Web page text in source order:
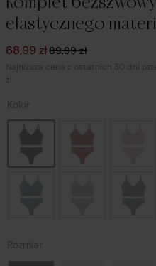
elastycznego
89,99zł
Pierwotna cena wynosiła:
68,99 zł
Aktualna cena wynosi: 68,99
Najniższa cena z ostatnich 30 dni
zł
Kolor
Rozmiar